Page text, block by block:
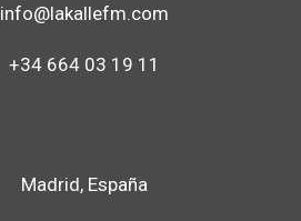
info@lakallefm.com
+34 664 03 19 11
Madrid, España